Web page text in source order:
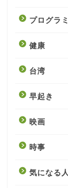
プログラ
健康
台湾
早起き
映画
時事
気になる